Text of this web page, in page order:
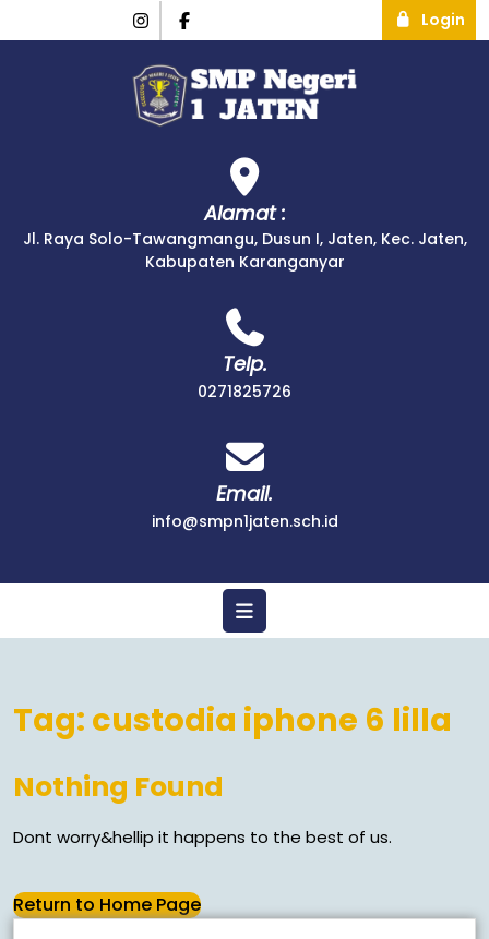
Login
Alamat :
Jl. Raya Solo-Tawangmangu, Dusun I, Jaten, Kec. Jaten,
Kabupaten Karanganyar
Telp.
0271825726
Email.
info@smpn1jaten.sch.id
Tag: custodia iphone 6 lilla
Nothing Found
Dont worry&hellip it happens to the best of us.
Return to Home Page